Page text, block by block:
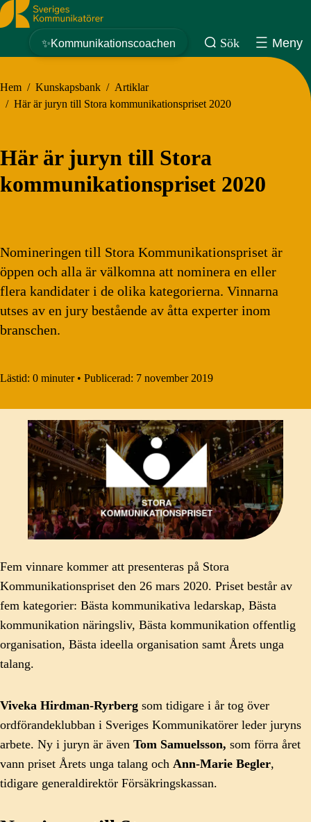
Sveriges Kommunikatörer
✨Kommunikationscoachen Sök Meny
Hem / Kunskapsbank / Artiklar
/ Här är juryn till Stora kommunikationspriset 2020
Här är juryn till Stora
kommunikationspriset 2020
Nomineringen till Stora Kommunikationspriset är
öppen och alla är välkomna att nominera en eller
flera kandidater i de olika kategorierna. Vinnarna
utses av en jury bestående av åtta experter inom
branschen.
Lästid: 0 minuter • Publicerad: 7 november 2019
Fem vinnare kommer att presenteras på Stora
Kommunikationspriset den 26 mars 2020. Priset består av
fem kategorier: Bästa kommunikativa ledarskap, Bästa
kommunikation näringsliv, Bästa kommunikation offentlig
organisation, Bästa ideella organisation samt Årets unga
talang.
Viveka Hirdman-Ryrberg som tidigare i år tog över
ordförandeklubban i Sveriges Kommunikatörer leder juryns
arbete. Ny i juryn är även Tom Samuelsson, som förra året
vann priset Årets unga talang och Ann-Marie Begler,
tidigare generaldirektör Försäkringskassan.